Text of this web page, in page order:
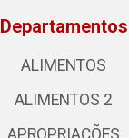
Departamentos
ALIMENTOS
ALIMENTOS 2
APROPRIAÇÕES